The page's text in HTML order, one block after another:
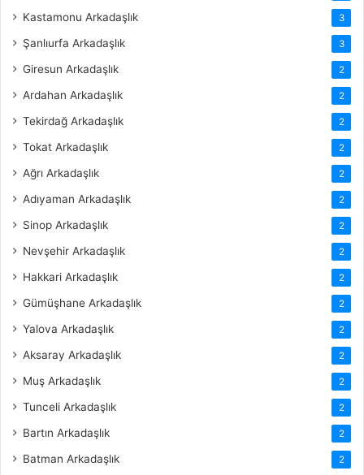
Kastamonu Arkadaşlık 3
Şanlıurfa Arkadaşlık 3
Giresun Arkadaşlık 2
Ardahan Arkadaşlık 2
Tekirdağ Arkadaşlık 2
Tokat Arkadaşlık 2
Ağrı Arkadaşlık 2
Adıyaman Arkadaşlık 2
Sinop Arkadaşlık 2
Nevşehir Arkadaşlık 2
Hakkari Arkadaşlık 2
Gümüşhane Arkadaşlık 2
Yalova Arkadaşlık 2
Aksaray Arkadaşlık 2
Muş Arkadaşlık 2
Tunceli Arkadaşlık 2
Bartın Arkadaşlık 2
Batman Arkadaşlık 2